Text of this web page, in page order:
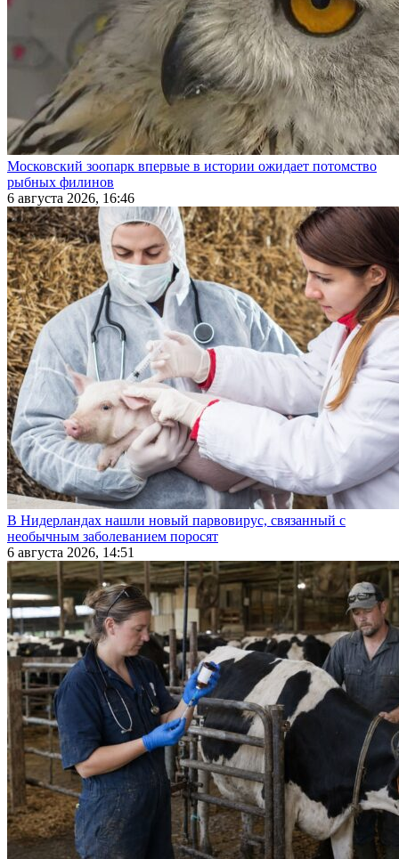
Московский зоопарк впервые в истории ожидает потомство
рыбных филинов
6 августа 2026, 16:46
В Нидерландах нашли новый парвовирус, связанный с
необычным заболеванием поросят
6 августа 2026, 14:51